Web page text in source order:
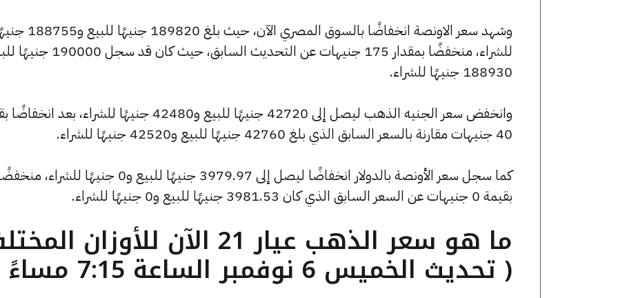
وشهد سعر الاونصة انخفاضًا بالسوق المصري الآن، حيث بلغ 189820
للشراء، منخفضًا بمقدار 175 جنيهات عن التحديث السابق،
188930 جنيهًا للشراء.
وانخفض سعر الجنيه الذهب ليصل إلى 42720 جنيهًا للبيع و42480 جنيهًا للشراء، بعد
40 جنيهات مقارنة بالسعر السابق الذي بلغ 42760 جنيهًا للبيع و42520 جنيهًا للشراء.
كما سجل سعر الأونصة بالدولار انخفاضًا ليصل إلى 3979.97 جنيهًا للبيع و0 جنيهًا للشراء،
بقيمة 0 جنيهات عن السعر السابق الذي كان 3981.53 جنيهًا للبيع و0 جنيهًا للشراء.
ما هو سعر الذهب عيار 21 الآن للأوزان
( تحديث الخميس 6 نوفمبر الساعة 7:15 مساءً )